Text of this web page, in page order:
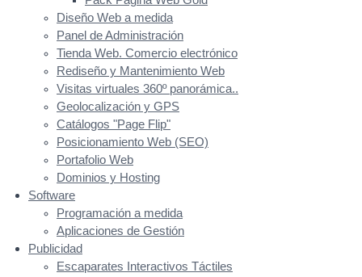
Diseño Web a medida
Panel de Administración
Tienda Web. Comercio electrónico
Rediseño y Mantenimiento Web
Visitas virtuales 360º panorámica..
Geolocalización y GPS
Catálogos "Page Flip"
Posicionamiento Web (SEO)
Portafolio Web
Dominios y Hosting
Software
Programación a medida
Aplicaciones de Gestión
Publicidad
Escaparates Interactivos Táctiles